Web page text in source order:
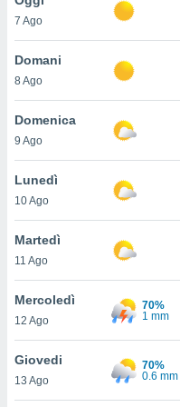
è
al sito
di
ci
di
il
un
la
nella
7 Ago
Domani
8 Ago
Domenica
9 Ago
Lunedì
10 Ago
Martedì
11 Ago
Mercoledì
12 Ago
70%
1 mm
Giovedi
13 Ago
70%
0.6 mm